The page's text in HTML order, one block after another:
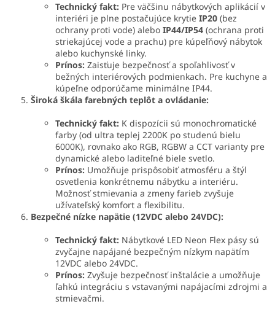
Technický fakt: Pre väčšinu nábytkových aplikácií v
interiéri je plne postačujúce krytie IP20 (bez
ochrany proti vode) alebo IP44/IP54 (ochrana proti
striekajúcej vode a prachu) pre kúpeľňový nábytok
alebo kuchynské linky.
Prínos: Zaisťuje bezpečnosť a spoľahlivosť v
bežných interiérových podmienkach. Pre kuchyne a
kúpeľne odporúčame minimálne IP44.
Široká škála farebných teplôt a ovládanie:
Technický fakt: K dispozícii sú monochromatické
farby (od ultra teplej 2200K po studenú bielu
6000K), rovnako ako RGB, RGBW a CCT varianty pre
dynamické alebo laditeľné biele svetlo.
Prínos: Umožňuje prispôsobiť atmosféru a štýl
osvetlenia konkrétnemu nábytku a interiéru.
Možnosť stmievania a zmeny farieb zvyšuje
užívateľský komfort a flexibilitu.
Bezpečné nízke napätie (12VDC alebo 24VDC):
Technický fakt: Nábytkové LED Neon Flex pásy sú
zvyčajne napájané bezpečným nízkym napätím
12VDC alebo 24VDC.
Prínos: Zvyšuje bezpečnosť inštalácie a umožňuje
ľahkú integráciu s vstavanými napájacími zdrojmi a
stmievačmi.